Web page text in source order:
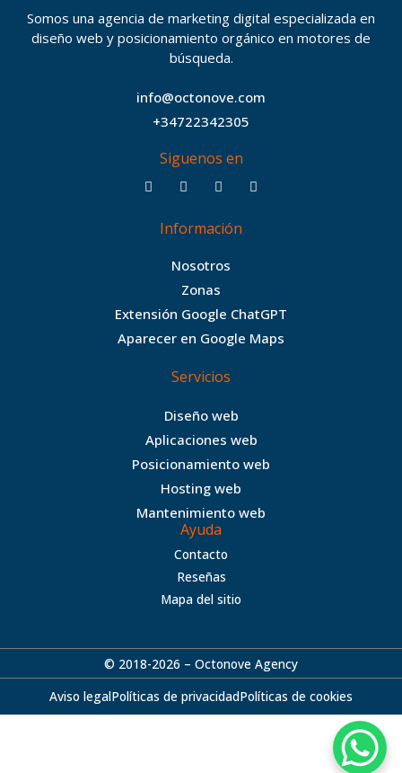
Somos una agencia de marketing digital especializada en
diseño web y posicionamiento orgánico en motores de
búsqueda.
info@octonove.com
+34722342305
Siguenos en
F
k
T
i
t
e
I
s
a
a
m
B
Información
Nosotros
Zonas
Extensión Google ChatGPT
Aparecer en Google Maps
Servicios
Diseño web
Aplicaciones web
Posicionamiento web
Hosting web
Mantenimiento web
Ayuda
Contacto
Reseñas
Mapa del sitio
© 2018-2026 – Octonove Agency
Aviso legalPolíticas de privacidadPolíticas de cookies